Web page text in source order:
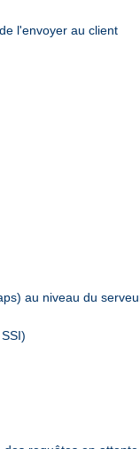
l'envoyer au client
au niveau du